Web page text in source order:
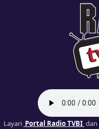
Layari Portal Radio TVBI dan